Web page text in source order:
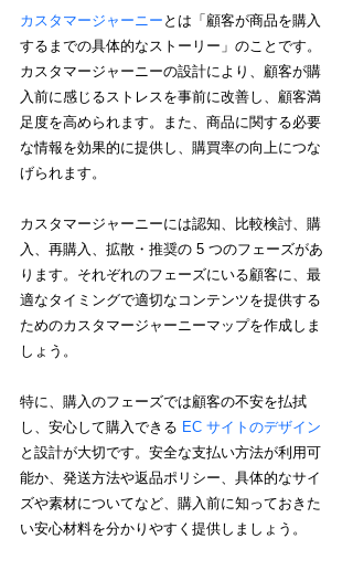
カスタマージャーニー とは「顧客が商品を購入
するまでの具体的なストーリー」のことです。
カスタマージャーニーの設計により、顧客が購
入前に感じるストレスを事前に改善し、顧客満
足度を高められます。また、商品に関する必要
な情報を効果的に提供し、購買率の向上につな
げられます。
カスタマージャーニーには認知、比較検討、購
入、再購入、拡散・推奨の 5 つのフェーズがあ
ります。それぞれのフェーズにいる顧客に、最
適なタイミングで適切なコンテンツを提供する
ためのカスタマージャーニーマップを作成しま
しょう。
特に、購入のフェーズでは顧客の不安を払拭
し、安心して購入できる EC サイトのデザイン
と設計が大切です。安全な支払い方法が利用可
能か、発送方法や返品ポリシー、具体的なサイ
ズや素材についてなど、購入前に知っておきた
い安心材料を分かりやすく提供しましょう。